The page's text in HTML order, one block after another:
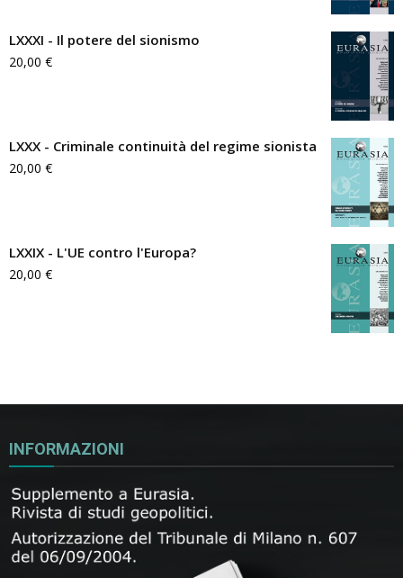
LXXXI - Il potere del sionismo
20,00 €
LXXX - Criminale continuità del regime sionista
20,00 €
LXXIX - L'UE contro l'Europa?
20,00 €
INFORMAZIONI